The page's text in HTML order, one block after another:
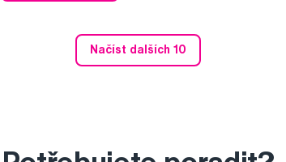
Načíst dalších 10